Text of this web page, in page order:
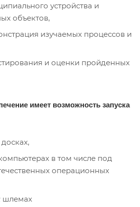
устройства и
объектов,
изучаемых процессов и
и оценки пройденных
имеет возможность запуска
в том числе под
операционных
шлемах